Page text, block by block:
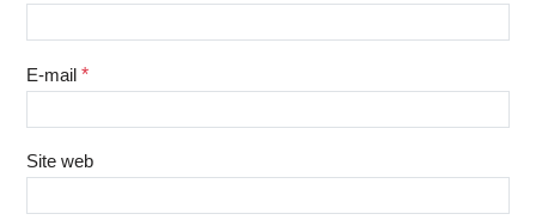
E-mail *
Site web